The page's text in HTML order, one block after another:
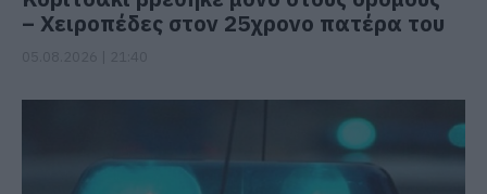
– Χειροπέδες στον 25χρονο πατέρα του